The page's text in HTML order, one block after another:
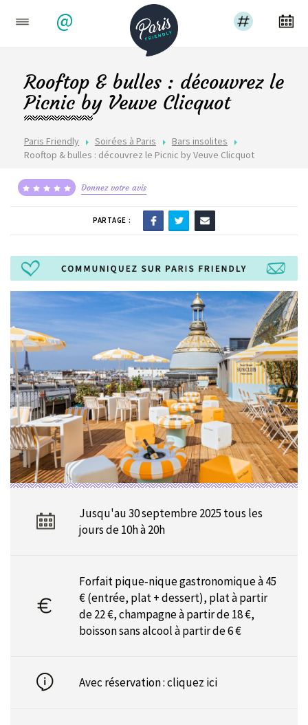
@
Paris Friendly Soirées à Paris
Bars insolites
Rooftop & bulles : découvrez le Picnic by Veuve Clicquot
Rooftop & bulles : découvrez le
Picnic by Veuve Clicquot
Donnez votre avis
PARTAGE :
Jusqu'au 30 septembre 2025 tous les
jours de 10h à 20h
Forfait pique‑nique gastronomique à 45
€ (entrée, plat + dessert), plat à partir
de 22 €, champagne à partir de 18 €,
boisson sans alcool à partir de 6 €
Avec réservation :cliquez ici